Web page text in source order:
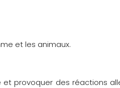
et les animaux.
provoquer des réactions